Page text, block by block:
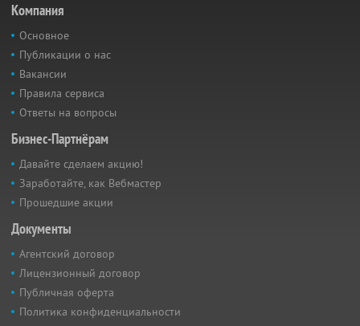
Компания
Основное
Публикации о нас
Вакансии
Правила сервиса
Ответы на вопросы
Бизнес-Партнёрам
Давайте сделаем акцию!
Заработайте, как Вебмастер
Прошедшие акции
Документы
Агентский договор
Лицензионный договор
Публичная оферта
Политика конфиденциальности